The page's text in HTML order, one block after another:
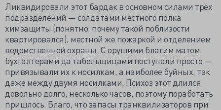
Ликвидировали этот бардак в основном силами трёх
подразделений — солдатами местного полка
химзащиты (понятно, почему такой поблизости
квартировался), местной же пожаркой и отделением
ведомственной охраны. С орущими благим матом
бухгалтерами да табельщицами поступали просто —
привязывали их к носилкам, а наиболее буйных, так
даже между двумя носилками. Психоз этот длился
довольно долго, несколько часов, поэтому поработать
пришлось. Благо, что запасы транквилизаторов при